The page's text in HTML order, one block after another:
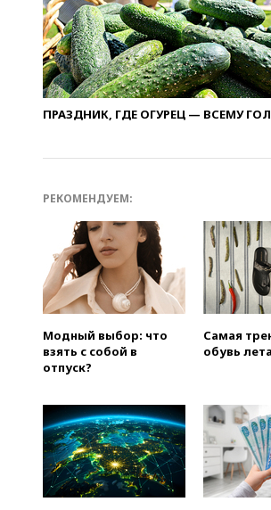
ПРАЗДНИК, ГДЕ ОГУРЕЦ — ВСЕМУ
РЕКОМЕНДУЕМ:
Модный выбор: что
взять с собой в
отпуск?
Самая
обувь